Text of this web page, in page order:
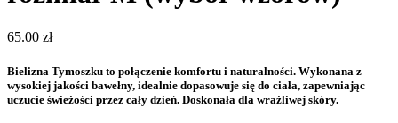
65.00 zł
Bielizna Tymoszku to połączenie komfortu i naturalności. Wykonana z
wysokiej jakości bawełny, idealnie dopasowuje się do ciała, zapewniając
uczucie świeżości przez cały dzień. Doskonała dla wrażliwej skóry.